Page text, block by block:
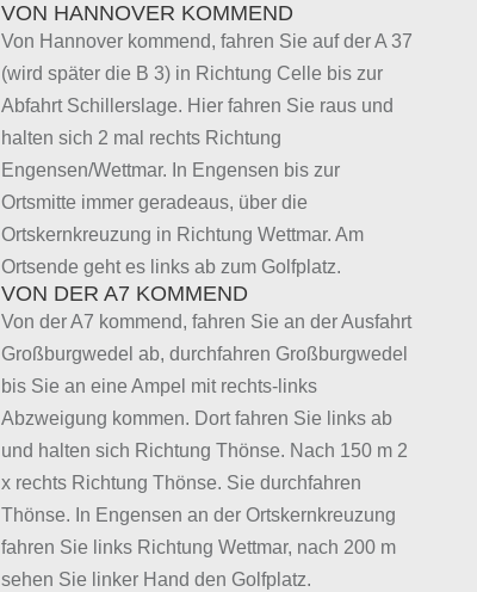
VON HANNOVER KOMMEND
Von Hannover kommend, fahren Sie auf der A 37
(wird später die B 3) in Richtung Celle bis zur
Abfahrt Schillerslage. Hier fahren Sie raus und
halten sich 2 mal rechts Richtung
Engensen/Wettmar. In Engensen bis zur
Ortsmitte immer geradeaus, über die
Ortskernkreuzung in Richtung Wettmar. Am
Ortsende geht es links ab zum Golfplatz.
VON DER A7 KOMMEND
Von der A7 kommend, fahren Sie an der Ausfahrt
Großburgwedel ab, durchfahren Großburgwedel
bis Sie an eine Ampel mit rechts-links
Abzweigung kommen. Dort fahren Sie links ab
und halten sich Richtung Thönse. Nach 150 m 2
x rechts Richtung Thönse. Sie durchfahren
Thönse. In Engensen an der Ortskernkreuzung
fahren Sie links Richtung Wettmar, nach 200 m
sehen Sie linker Hand den Golfplatz.